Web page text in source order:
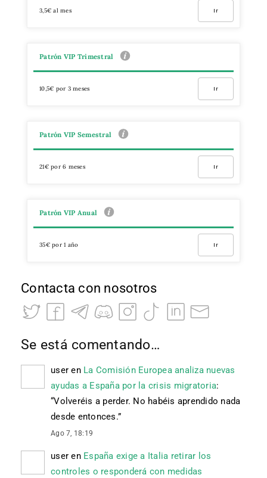
3,5€ al mes Ir
Patrón VIP Trimestral
10,5€ por 3 meses Ir
Patrón VIP Semestral
21€ por 6 meses Ir
Patrón VIP Anual
35€ por 1 año Ir
Contacta con nosotros
Se está comentando…
user en La Comisión Europea analiza nuevas
ayudas a España por la crisis migratoria:
“Volveréis a perder. No habéis aprendido nada
desde entonces.”
Ago 7, 18:19
user en España exige a Italia retirar los
controles o responderá con medidas